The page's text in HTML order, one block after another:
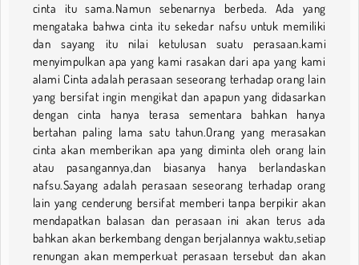
cinta itu sama.Namun sebenarnya berbeda. Ada yang
mengataka bahwa cinta itu sekedar nafsu untuk memiliki
dan sayang itu nilai ketulusan suatu perasaan.kami
menyimpulkan apa yang kami rasakan dari apa yang kami
alami Cinta adalah perasaan seseorang terhadap orang lain
yang bersifat ingin mengikat dan apapun yang didasarkan
dengan cinta hanya terasa sementara bahkan hanya
bertahan paling lama satu tahun.Orang yang merasakan
cinta akan memberikan apa yang diminta oleh orang lain
atau pasangannya,dan biasanya hanya berlandaskan
nafsu.Sayang adalah perasaan seseorang terhadap orang
lain yang cenderung bersifat memberi tanpa berpikir akan
mendapatkan balasan dan perasaan ini akan terus ada
bahkan akan berkembang dengan berjalannya waktu,setiap
renungan akan memperkuat perasaan tersebut dan akan